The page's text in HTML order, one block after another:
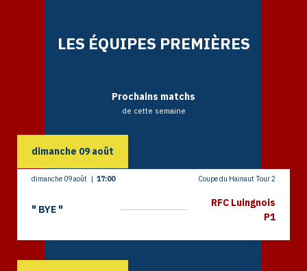
LES ÉQUIPES PREMIÈRES
Prochains matchs
de cette semaine
dimanche 09 août
dimanche 09 août | 17:00 Coupe du Hainaut Tour 2
" BYE "
RFC Luingnois
P1